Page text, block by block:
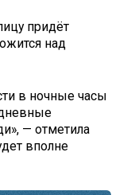
придёт
над
в ночные часы
— отметила
вполне